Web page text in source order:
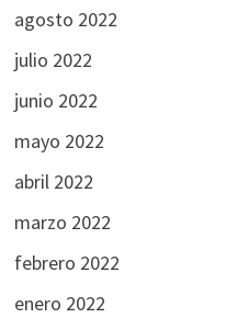
agosto 2022
julio 2022
junio 2022
mayo 2022
abril 2022
marzo 2022
febrero 2022
enero 2022